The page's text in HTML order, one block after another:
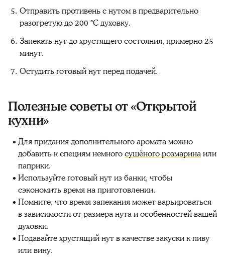
Отправить противень с нутом в предварительно
разогретую до 200 °C духовку.
Запекать нут до хрустящего состояния, примерно 25
минут.
Остудить готовый нут перед подачей.
Полезные советы от «Открытой
кухни»
Для придания дополнительного аромата можно
добавить к специям немногосушёного розмаринаили
паприки.
Используйте готовый нут из банки, чтобы
сэкономить время на приготовлении.
Помните, что время запекания может варьироваться
в зависимости от размера нута и особенностей вашей
духовки.
Подавайте хрустящий нут в качестве закуски к пиву
или вину.